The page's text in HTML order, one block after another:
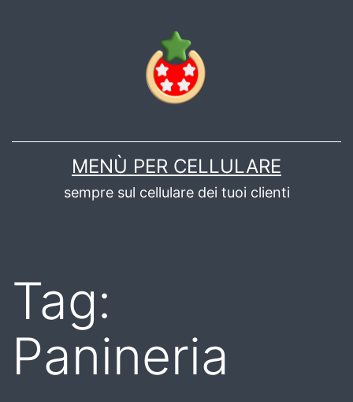
MENÙ PER CELLULARE
sempre sul cellulare dei tuoi clienti
Tag:
Panineria